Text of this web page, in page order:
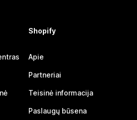
Shopify
Apie
Partneriai
Teisinė informacija
Paslaugų būsena